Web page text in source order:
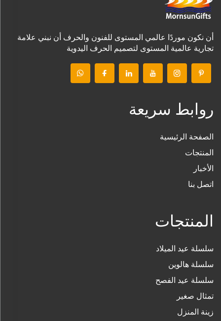
أن نكون موردًا عالمي المستوى للفنون والحرف أن نبني علامة
تجارية عالمية المستوى لتصميم الحرف اليدوية
روابط سريعة
الصفحة الرئيسية
المنتجات
الأخبار
اتصل بنا
المنتجات
سلسلة عيد الميلاد
سلسلة هالوين
سلسلة عيد الفصح
تمثال صغير
زينة المنزل